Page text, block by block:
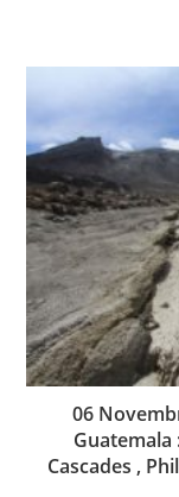
06
Guatemala
Cascades ,